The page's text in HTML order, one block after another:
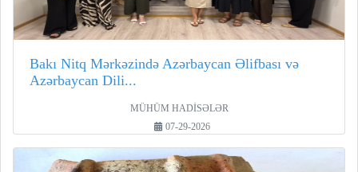
Bakı Nitq Mərkəzində Azərbaycan Əlifbası və
Azərbaycan Dili...
MÜHÜM HADİSƏLƏR
07-29-2026